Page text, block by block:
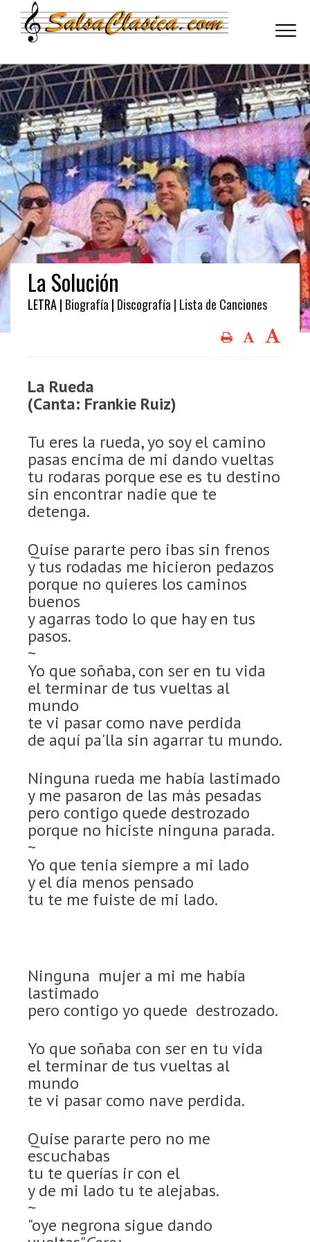
La Solución
LETRA | Biografía | Discografía | Lista de Canciones
La Rueda
(Canta: Frankie Ruiz)
Tu eres la rueda, yo soy el camino
pasas encima de mi dando vueltas
tu rodaras porque ese es tu destino
sin encontrar nadie que te
detenga.
Quise pararte pero ibas sin frenos
y tus rodadas me hicieron pedazos
porque no quieres los caminos
buenos
y agarras todo lo que hay en tus
pasos.
~
Yo que soñaba, con ser en tu vida
el terminar de tus vueltas al
mundo
te vi pasar como nave perdida
de aquí pa'lla sin agarrar tu mundo.
Ninguna rueda me había lastimado
y me pasaron de las más pesadas
pero contigo quede destrozado
porque no hiciste ninguna parada.
~
Yo que tenia siempre a mi lado
y el día menos pensado
tu te me fuiste de mi lado.
Ninguna mujer a mi me había
lastimado
pero contigo yo quede destrozado.
Yo que soñaba con ser en tu vida
el terminar de tus vueltas al
mundo
te vi pasar como nave perdida.
Quise pararte pero no me
escuchabas
tu te querías ir con el
y de mi lado tu te alejabas.
~
"oye negrona sigue dando